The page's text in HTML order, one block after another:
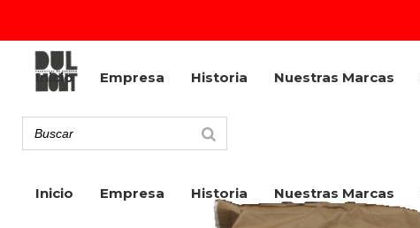
Inicio Empresa Historia Nuestras Marcas
Inicio Empresa Historia Nuestras Marcas